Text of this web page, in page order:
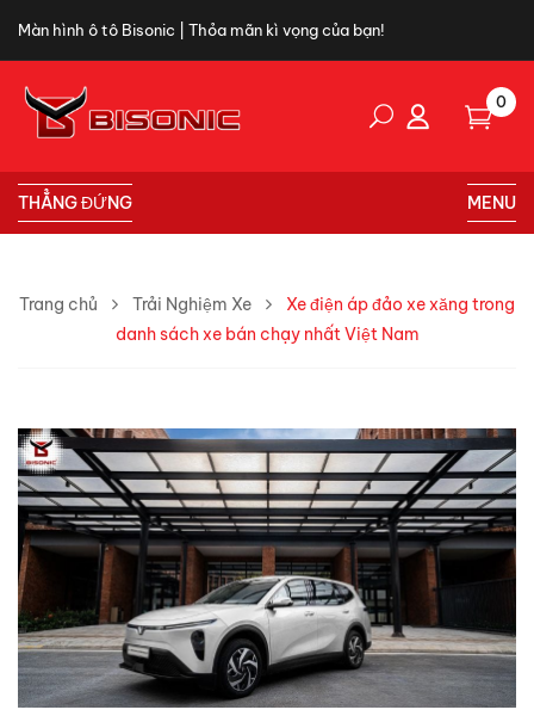
Màn hình ô tô Bisonic | Thỏa mãn kì vọng của bạn!
0
THẲNG ĐỨNG MENU
Trang chủ Trải Nghiệm Xe
Xe điện áp đảo xe xăng trong
danh sách xe bán chạy nhất Việt Nam